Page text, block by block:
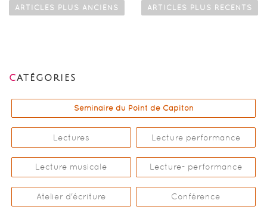
a
t
i
o
n
d
e
s
a
r
ARTICLES PLUS ANCIENS ARTICLES PLUS RÉCENTS
CATÉGORIES
Séminaire du Point de Capiton
Lectures Lecture performance
Lecture musicale Lecture- performance
Atelier d'écriture Conférence